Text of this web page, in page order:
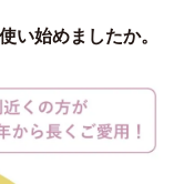
い始めましたか。